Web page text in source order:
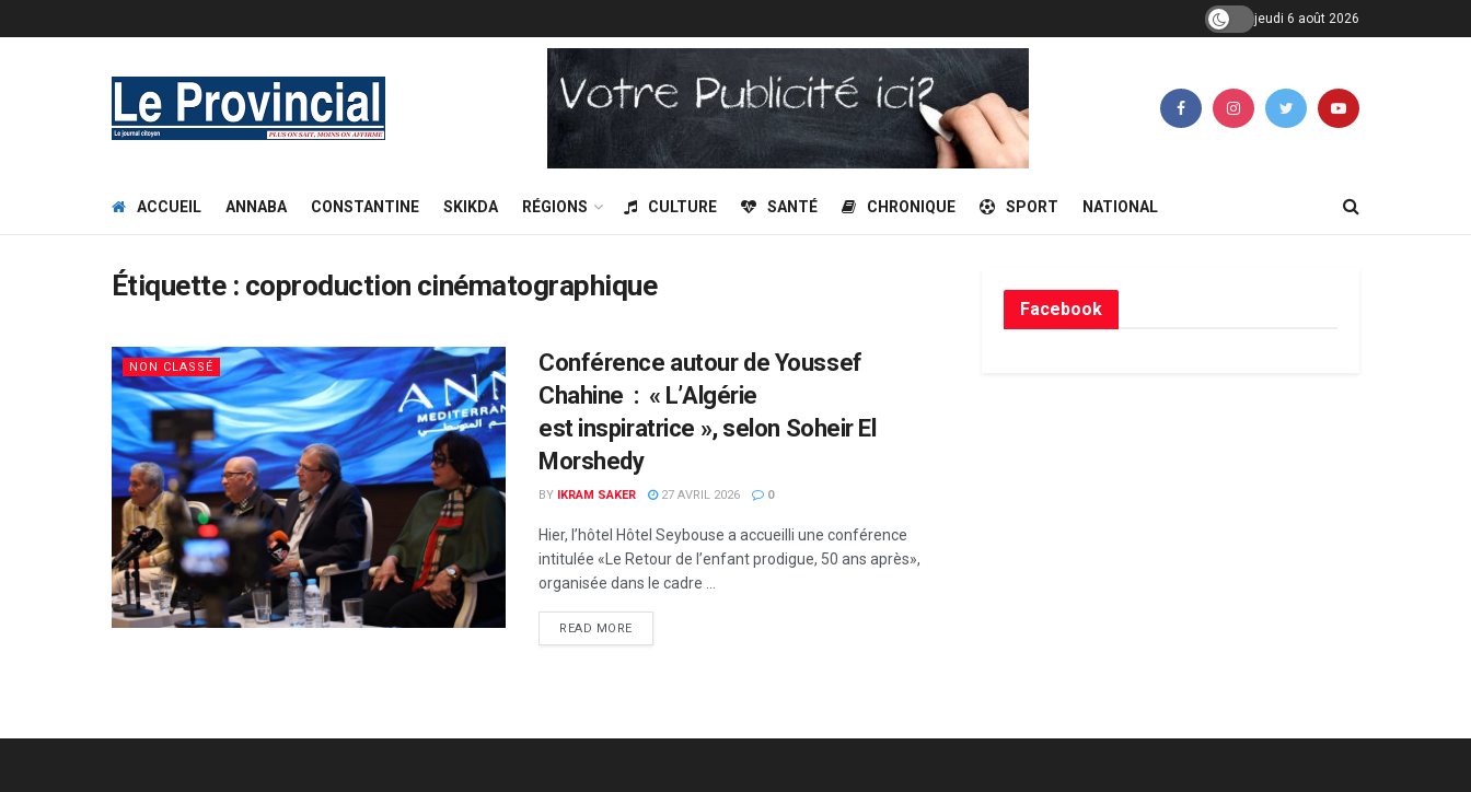
jeudi 6 août 2026
ACCUEIL ANNABA CONSTANTINE SKIKDA RÉGIONS CULTURE SANTÉ CHRONIQUE SPORT NATIONAL
Étiquette : coproduction cinématographique
NON CLASSÉ
Conférence autour de Youssef
Chahine : « L’Algérie
est inspiratrice », selon Soheir El
Morshedy
BY IKRAM SAKER 27 AVRIL 2026 0
Hier, l’hôtel Hôtel Seybouse a accueilli une conférence
intitulée «Le Retour de l’enfant prodigue, 50 ans après»,
organisée dans le cadre ...
READ MORE
Facebook